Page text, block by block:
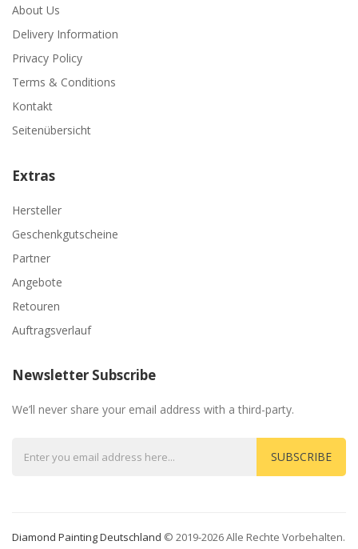
About Us
Delivery Information
Privacy Policy
Terms & Conditions
Kontakt
Seitenübersicht
Extras
Hersteller
Geschenkgutscheine
Partner
Angebote
Retouren
Auftragsverlauf
Newsletter Subscribe
We’ll never share your email address with a third-party.
SUBSCRIBE
Diamond Painting Deutschland © 2019-2026 Alle Rechte Vorbehalten.